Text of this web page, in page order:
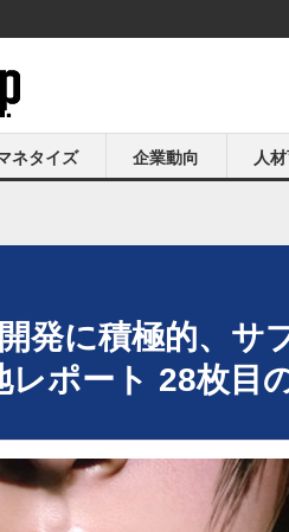
ネタイズ 企業動向 人
開発に積極的、
ポート 28枚目